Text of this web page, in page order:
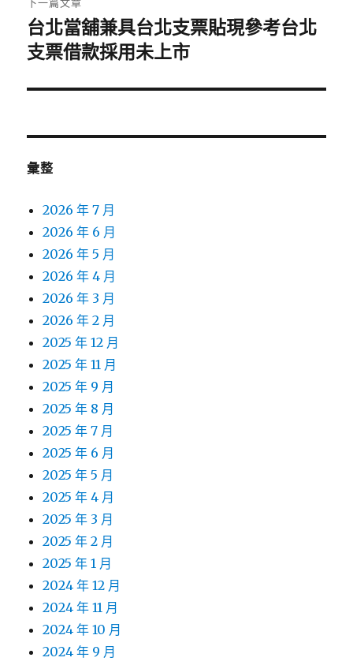
下
一
文
台北當舖兼具台北支票貼現參考台北
支票借款採用未上市
彙整
2026 年 7 月
2026 年 6 月
2026 年 5 月
2026 年 4 月
2026 年 3 月
2026 年 2 月
2025 年 12 月
2025 年 11 月
2025 年 9 月
2025 年 8 月
2025 年 7 月
2025 年 6 月
2025 年 5 月
2025 年 4 月
2025 年 3 月
2025 年 2 月
2025 年 1 月
2024 年 12 月
2024 年 11 月
2024 年 10 月
2024 年 9 月